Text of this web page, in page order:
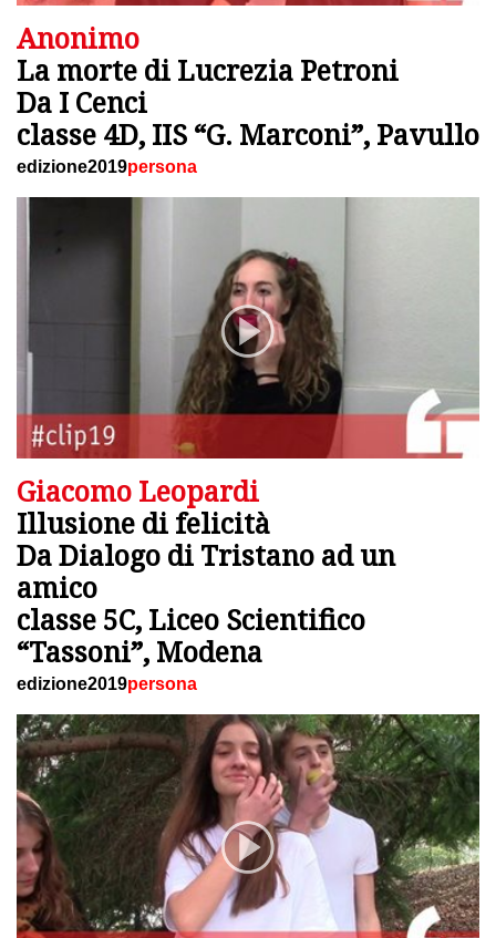
Anonimo
La morte di Lucrezia Petroni
Da I Cenci
classe 4D, IIS “G. Marconi”, Pavullo
edizione2019persona
Giacomo Leopardi
Illusione di felicità
Da Dialogo di Tristano ad un
amico
classe 5C, Liceo Scientifico
“Tassoni”, Modena
edizione2019persona